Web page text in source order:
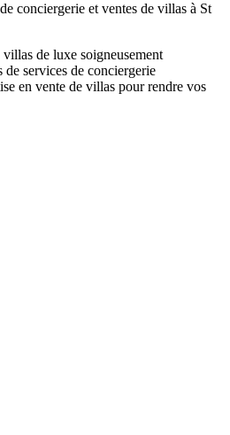
conciergerie et ventes de villas à St
de luxe soigneusement
de services de conciergerie
en vente de villas pour rendre vos